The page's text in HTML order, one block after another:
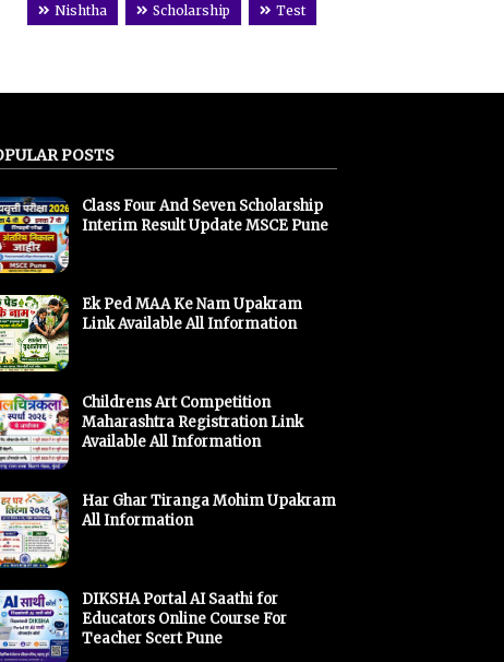
Nishtha Scholarship Test
POSTS
Class Four And Seven Scholarship
Interim Result Update MSCE Pune
Ek Ped MAA Ke Nam Upakram
Link Available All Information
Childrens Art Competition
Maharashtra Registration Link
Available All Information
Har Ghar Tiranga Mohim Upakram
All Information
DIKSHA Portal AI Saathi for
Educators Online Course For
Teacher Scert Pune